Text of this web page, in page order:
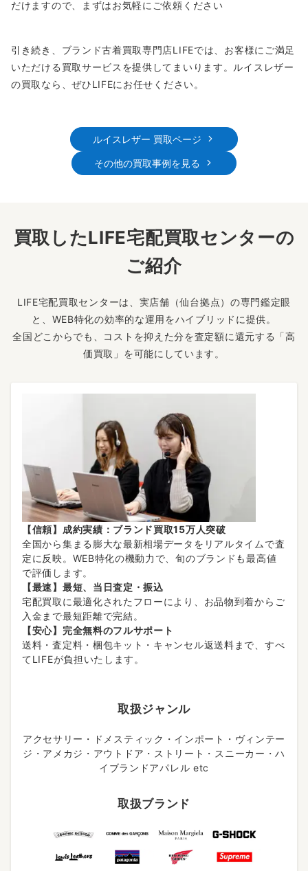
だけますので、まずはお気軽にご依頼ください
引き続き、ブランド古着買取専門店LIFEでは、お客様にご満足
いただける買取サービスを提供してまいります。ルイスレザー
の買取なら、ぜひLIFEにお任せください。
ルイスレザー 買取ページ
その他の買取事例を見る
買取したLIFE宅配買取センターの
ご紹介
LIFE宅配買取センターは、実店舗（仙台拠点）の専門鑑定眼
と、WEB特化の効率的な運用をハイブリッドに提供。
全国どこからでも、コストを抑えた分を査定額に還元する「高
価買取」を可能にしています。
【信頼】成約実績：ブランド買取15万人突破
全国から集まる膨大な最新相場データをリアルタイムで査
定に反映。WEB特化の機動力で、旬のブランドも最高値
で評価します。
【最速】最短、当日査定・振込
宅配買取に最適化されたフローにより、お品物到着からご
入金まで最短距離で完結。
【安心】完全無料のフルサポート
送料・査定料・梱包キット・キャンセル返送料まで、すべ
てLIFEが負担いたします。
取扱ジャンル
アクセサリー・ドメスティック・インポート・ヴィンテー
ジ・アメカジ・アウトドア・ストリート・スニーカー・ハ
イブランドアパレル etc
取扱ブランド